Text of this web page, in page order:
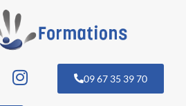
09 67 35 39 70